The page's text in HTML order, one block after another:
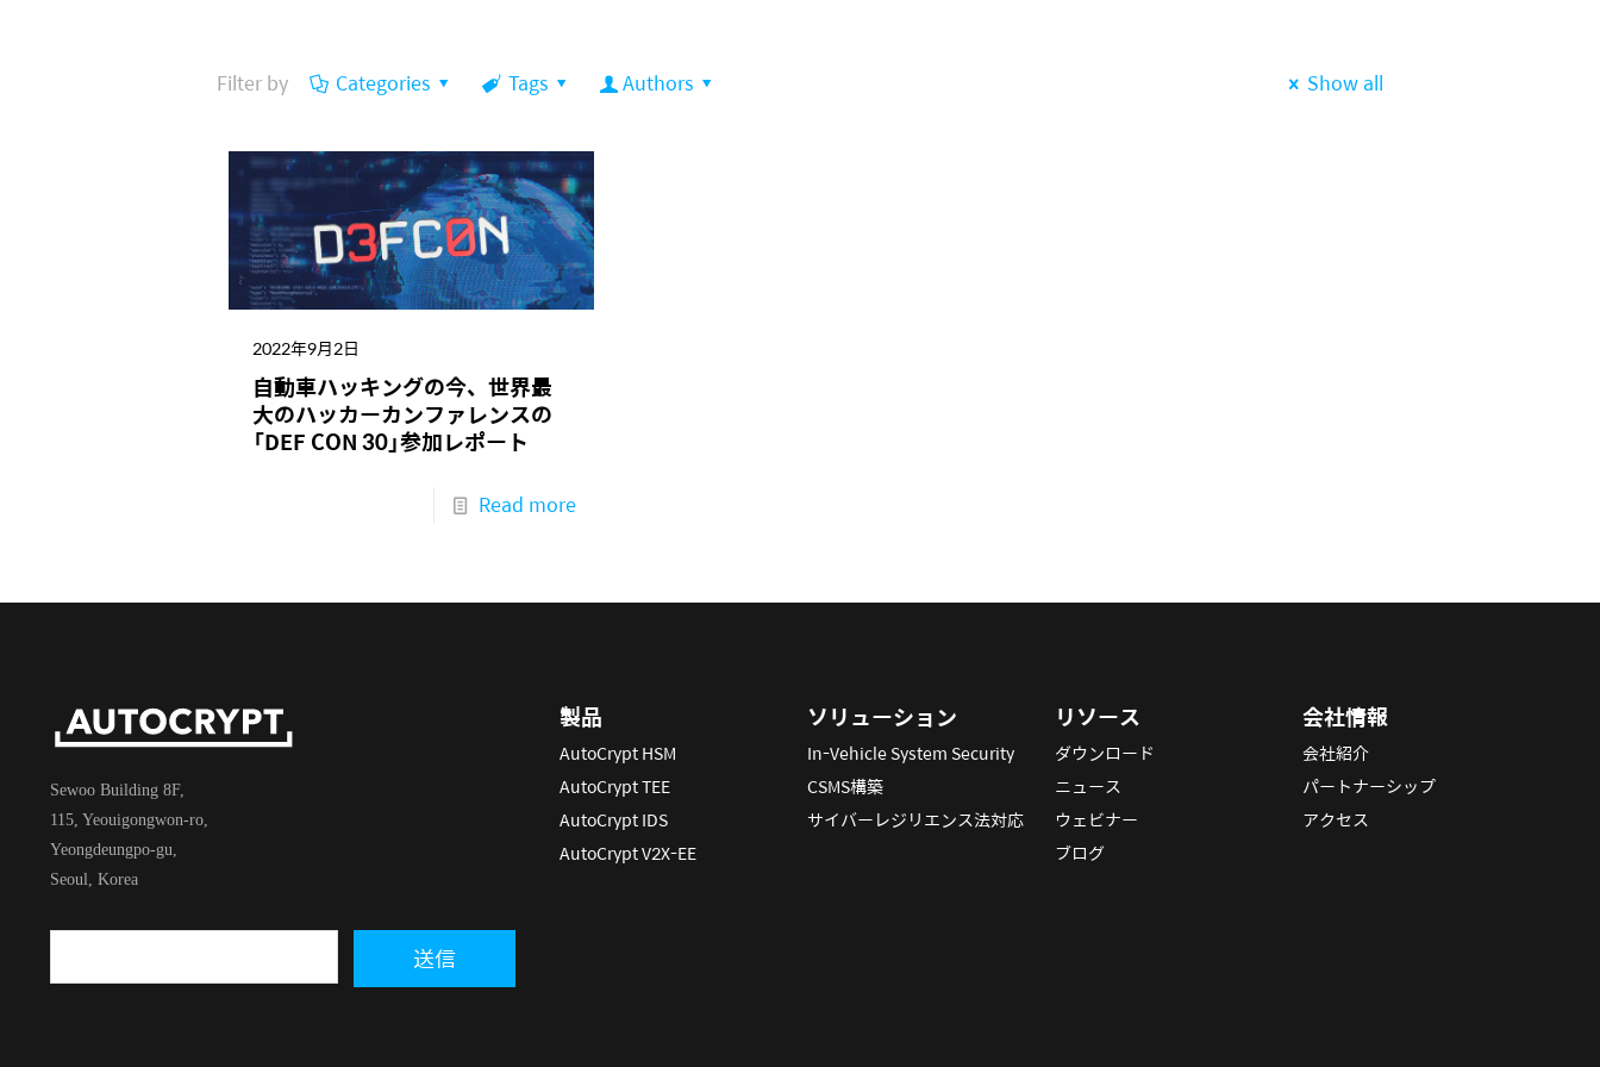
Filter by Categories Tags Authors Show all
2022年9月2日
自動車ハッキングの今、世界最
大のハッカーカンファレンスの
「DEF CON 30」参加レポート
Read more
Sewoo Building 8F,
115, Yeouigongwon-ro,
Yeongdeungpo-gu,
Seoul, Korea
製品
AutoCrypt HSM
AutoCrypt TEE
AutoCrypt IDS
AutoCrypt V2X-EE
ソリューション
In-Vehicle System Security
CSMS構築
サイバーレジリエンス法対応
リソース
ダウンロード
ニュース
ウェビナー
ブログ
会社情報
会社紹介
パートナーシップ
アクセス